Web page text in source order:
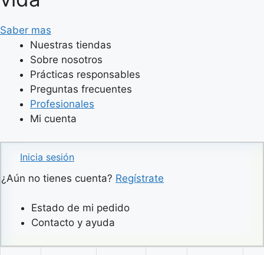
Saber mas
Nuestras tiendas
Sobre nosotros
Prácticas responsables
Preguntas frecuentes
Profesionales
Mi cuenta
Inicia sesión
¿Aún no tienes cuenta? Regístrate
Estado de mi pedido
Contacto y ayuda